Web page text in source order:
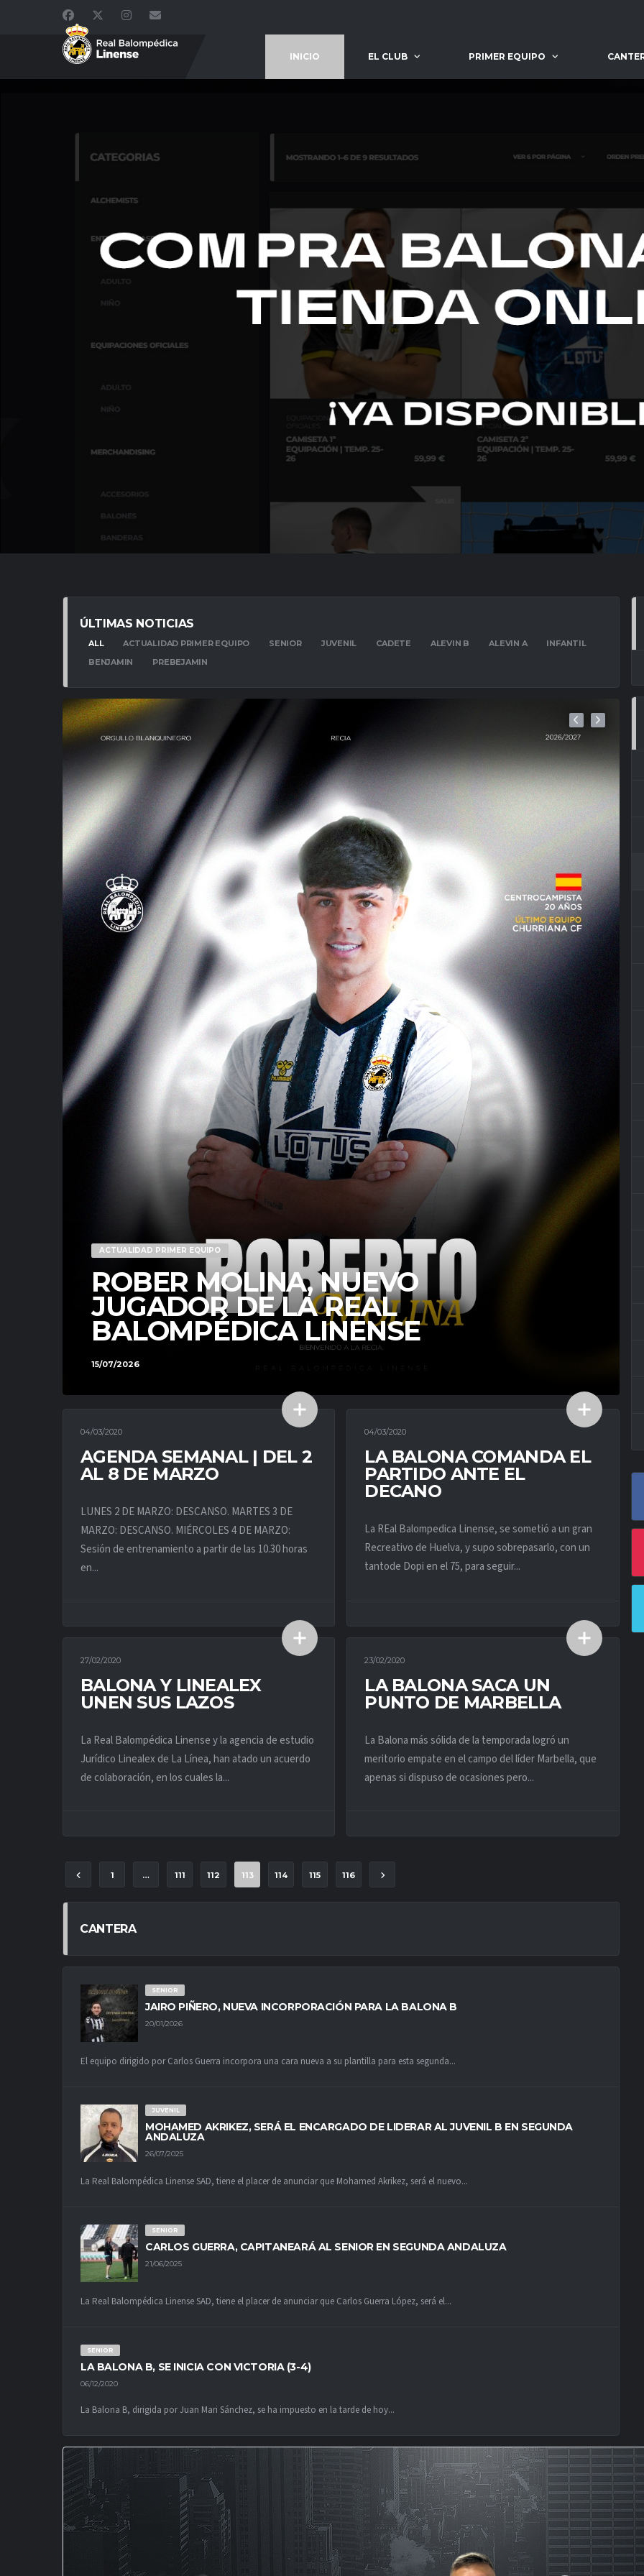
INICIO EL CLUB PRIMER EQUIPO
ÚLTIMAS NOTICIAS
ALL ACTUALIDAD PRIMER EQUIPO SENIOR JUVENIL CADETE ALEVIN B ALEVIN A
INFANTIL
BENJAMIN
PREBEJAMIN
ACTUALIDAD PRIMER EQUIPO
ROBER MOLINA, NUEVO
JUGADOR DE LA REAL
BALOMPÉDICA LINENSE
15/07/2026
ACTUALIDAD PRIMER EQUIPO
04/03/2020
AGENDA SEMANAL | DEL 2
AL 8 DE MARZO
LUNES 2 DE MARZO: DESCANSO. MARTES 3 DE
MARZO: DESCANSO. MIÉRCOLES 4 DE MARZO:
Sesión de entrenamiento a partir de las 10.30 horas
en...
ACTUALIDAD PRIMER EQUIPO
04/03/2020
LA BALONA COMANDA EL
PARTIDO ANTE EL
DECANO
La REal Balompedica Linense, se sometió a un gran
Recreativo de Huelva, y supo sobrepasarlo, con un
tantode Dopi en el 75, para seguir...
ACTUALIDAD PRIMER EQUIPO
27/02/2020
BALONA Y LINEALEX
UNEN SUS LAZOS
La Real Balompédica Linense y la agencia de estudio
Jurídico Linealex de La Línea, han atado un acuerdo
de colaboración, en los cuales la...
ACTUALIDAD PRIMER EQUIPO
23/02/2020
LA BALONA SACA UN
PUNTO DE MARBELLA
La Balona más sólida de la temporada logró un
meritorio empate en el campo del líder Marbella, que
apenas si dispuso de ocasiones pero...
1 … 111 112 113 114 115 116
CANTERA
SENIOR
JAIRO PIÑERO, NUEVA INCORPORACIÓN PARA LA BALONA B
20/01/2026
El equipo dirigido por Carlos Guerra incorpora una cara nueva a su plantilla para esta segunda...
JUVENIL
MOHAMED AKRIKEZ, SERÁ EL ENCARGADO DE LIDERAR AL JUVENIL B EN SEGUNDA
ANDALUZA
26/07/2025
La Real Balompédica Linense SAD, tiene el placer de anunciar que Mohamed Akrikez, será el nuevo...
SENIOR
CARLOS GUERRA, CAPITANEARÁ AL SENIOR EN SEGUNDA ANDALUZA
21/06/2025
La Real Balompédica Linense SAD, tiene el placer de anunciar que Carlos Guerra López, será el...
SENIOR
LA BALONA B, SE INICIA CON VICTORIA (3-4)
06/12/2020
La Balona B, dirigida por Juan Mari Sánchez, se ha impuesto en la tarde de hoy...